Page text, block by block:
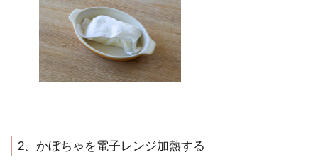
2、かぼちゃを電子レンジ加熱する